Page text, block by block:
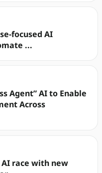
focused AI
...
Agent” AI to Enable
Across
race with new